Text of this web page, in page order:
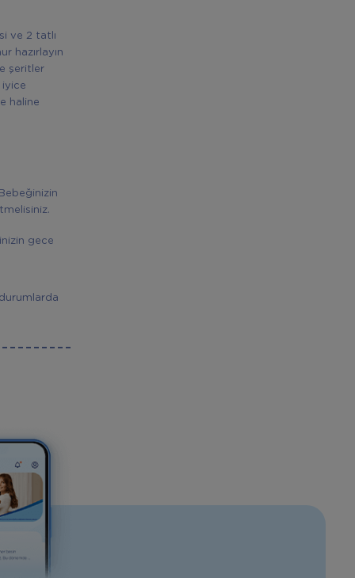
ve 2 tatlı
hazırlayın
şeritler
iyice
haline
gece